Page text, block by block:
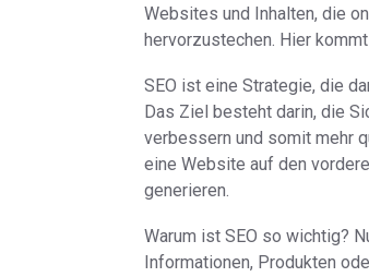
Websites und Inhalten, die
hervorzustechen. Hier
SEO ist eine Strategie, die
Das Ziel besteht darin, die
verbessern und somit mehr
eine Website auf den
generieren.
Warum ist SEO so wichtig?
Informationen, Produkten